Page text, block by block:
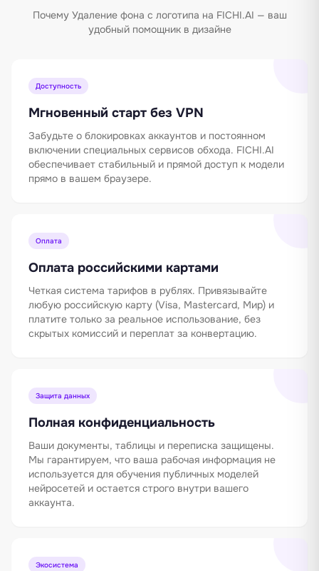
Почему Удаление фона с логотипа на FICHI.AI — ваш
удобный помощник в дизайне
Доступность
Мгновенный старт без VPN
Забудьте о блокировках аккаунтов и постоянном
включении специальных сервисов обхода. FICHI.AI
обеспечивает стабильный и прямой доступ к модели
прямо в вашем браузере.
Оплата
Оплата российскими картами
Четкая система тарифов в рублях. Привязывайте
любую российскую карту (Visa, Mastercard, Мир) и
платите только за реальное использование, без
скрытых комиссий и переплат за конвертацию.
Защита данных
Полная конфиденциальность
Ваши документы, таблицы и переписка защищены.
Мы гарантируем, что ваша рабочая информация не
используется для обучения публичных моделей
нейросетей и остается строго внутри вашего
аккаунта.
Экосистема